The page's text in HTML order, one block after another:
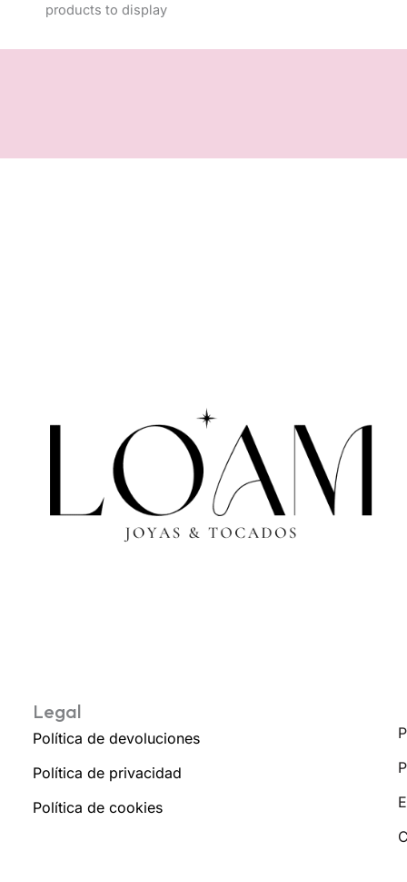
products to display
Legal
Política de devoluciones
Política de privacidad
Política de cookies